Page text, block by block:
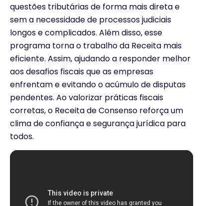
questões tributárias de forma mais direta e
sem a necessidade de processos judiciais
longos e complicados. Além disso, esse
programa torna o trabalho da Receita mais
eficiente. Assim, ajudando a responder melhor
aos desafios fiscais que as empresas
enfrentam e evitando o acúmulo de disputas
pendentes. Ao valorizar práticas fiscais
corretas, o Receita de Consenso reforça um
clima de confiança e segurança jurídica para
todos.